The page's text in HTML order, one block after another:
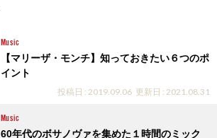
Music
【マリーザ・モンチ】知っておきたい６つのポ
イント
投稿日 : 2019.09.06 更新日 : 2021.08.31
Music
60年代のボサノヴァを集めた１時間のミック